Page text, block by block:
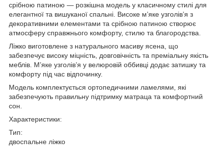
срібною патиною — розкішна модель у класичному стилі для
елегантної та вишуканої спальні. Високе м’яке узголів’я з
декоративними елементами та срібною патиною створює
атмосферу справжнього комфорту, стилю та благородства.
Ліжко виготовлене з натурального масиву ясена, що
забезпечує високу міцність, довговічність та преміальну якість
меблів. М’яке узголів’я у велюровій оббивці додає затишку та
комфорту під час відпочинку.
Модель комплектується ортопедичними ламелями, які
забезпечують правильну підтримку матраца та комфортний
сон.
Характеристики:
Тип:
двоспальне ліжко